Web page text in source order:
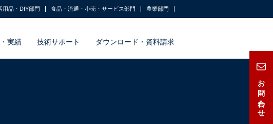
用品・DIY部門 食品・流通・小売・サービス部門 農業部門
実績 技術サポート ダウンロード・資料請求
お問い合わせ